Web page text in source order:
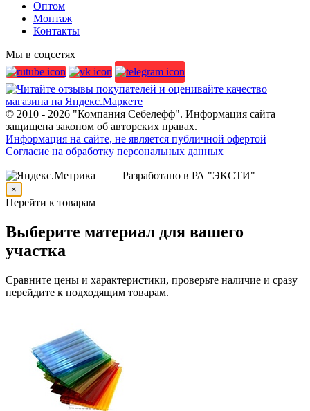
Оптом
Монтаж
Контакты
Мы в соцсетях
© 2010 - 2026 "Компания Себелефф". Информация сайта
защищена законом об авторских правах.
Информация на сайте, не является публичной офертой
Согласие на обработку персональных данных
Разработано в РА "ЭКСТИ"
×
Перейти к товарам
Выберите материал для вашего
участка
Сравните цены и характеристики, проверьте наличие и сразу
перейдите к подходящим товарам.